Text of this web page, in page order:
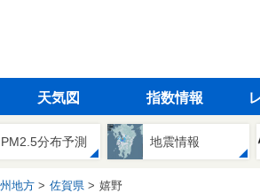
天気図 指数情報
PM2.5分布予測 地震情報
地方 佐賀県 嬉野